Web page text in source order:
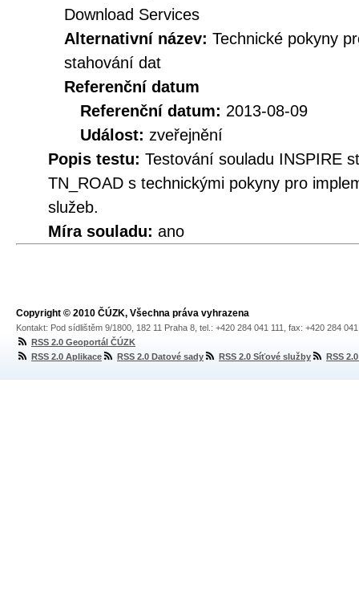
Download Services
Alternativní název: Technické pokyny
stahování dat
Referenční datum
Referenční datum: 2013-08-09
Událost: zveřejnění
Popis testu: Testování souladu INSPIRE
TN_ROAD s technickými pokyny pro
služeb.
Míra souladu: ano
Copyright © 2010 ČÚZK, Všechna práva vyhrazena
Kontakt: Pod sídlištěm 9/1800, 182 11 Praha 8, tel.: +420 284 041 111, fax: +420 284
RSS 2.0 Geoportál ČÚZK
RSS 2.0 Aplikace
RSS 2.0 Datové sady RSS 2.0 Síťové služby RSS